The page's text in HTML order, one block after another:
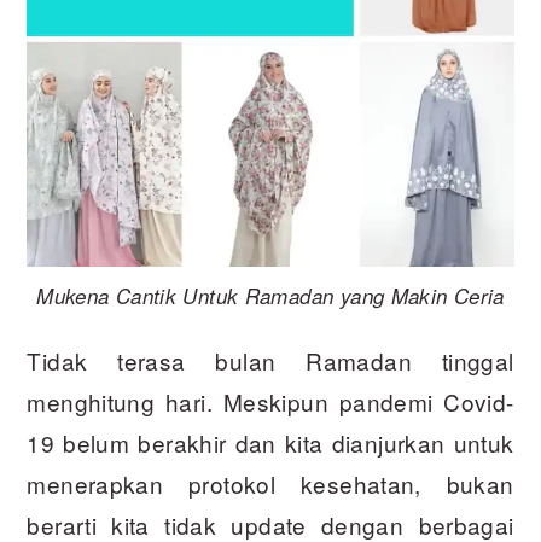
Mukena Cantik Untuk Ramadan yang Makin Ceria
Tidak terasa bulan Ramadan tinggal
menghitung hari. Meskipun pandemi Covid-
19 belum berakhir dan kita dianjurkan untuk
menerapkan protokol kesehatan, bukan
berarti kita tidak update dengan berbagai